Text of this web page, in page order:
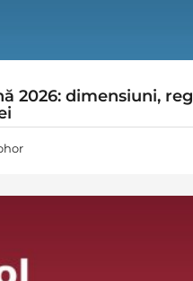
2026: dimensiuni,